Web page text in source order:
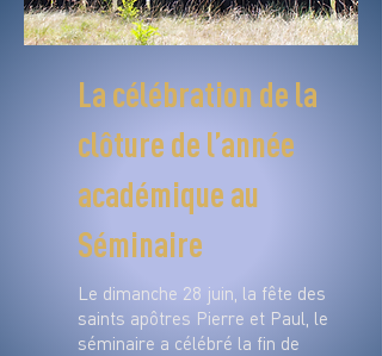
La célébration de la
clôture de l’année
académique au
Séminaire
Le dimanche 28 juin, la fête des
saints apôtres Pierre et Paul, le
séminaire a célébré la fin de